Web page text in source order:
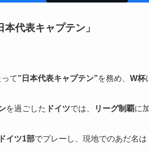
本代表キャプテン」
て”日本代表キャプテン”を務め、 W杯
を過ごした ドイツでは、 リーグ制覇に
ドイツ1部でプレーし、現地でのあだ名は